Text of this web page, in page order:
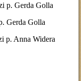
p. Gerda Golla
Gerda Golla
p. Anna Widera